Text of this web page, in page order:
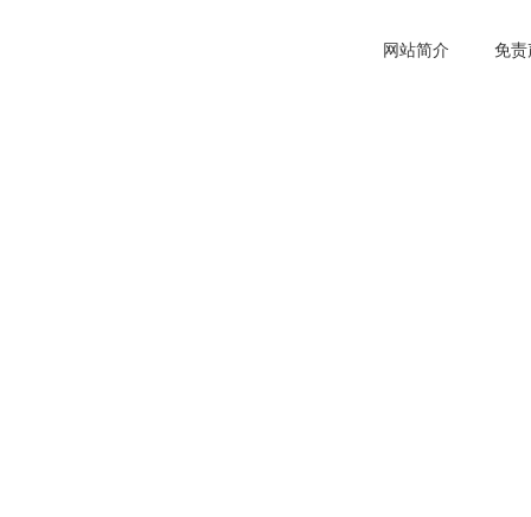
网站简介 免责